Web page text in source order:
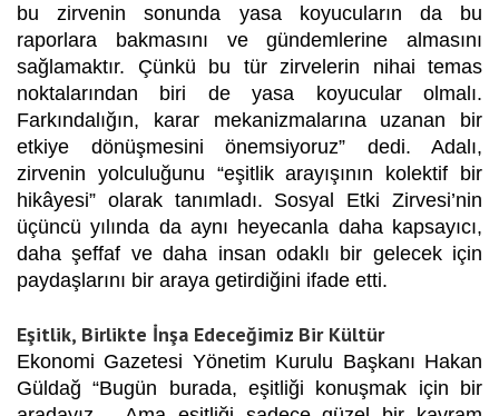
bu zirvenin sonunda yasa koyucuların da bu
raporlara bakmasını ve gündemlerine almasını
sağlamaktır. Çünkü bu tür zirvelerin nihai temas
noktalarından biri de yasa koyucular olmalı.
Farkındalığın, karar mekanizmalarına uzanan bir
etkiye dönüşmesini önemsiyoruz” dedi. Adalı,
zirvenin yolculuğunu “eşitlik arayışının kolektif bir
hikâyesi” olarak tanımladı. Sosyal Etki Zirvesi’nin
üçüncü yılında da aynı heyecanla daha kapsayıcı,
daha şeffaf ve daha insan odaklı bir gelecek için
paydaşlarını bir araya getirdiğini ifade etti.
Eşitlik, Birlikte İnşa Edeceğimiz Bir Kültür
Ekonomi Gazetesi Yönetim Kurulu Başkanı Hakan
Güldağ “Bugün burada, eşitliği konuşmak için bir